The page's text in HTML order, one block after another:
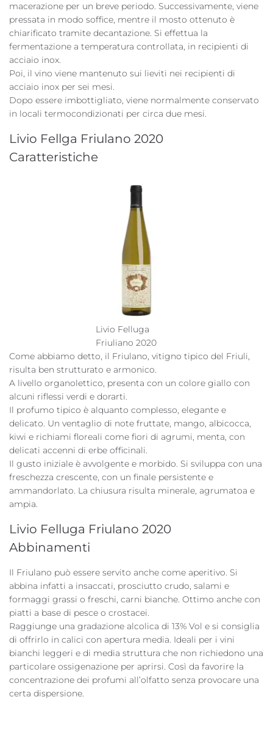
macerazione per un breve periodo. Successivamente, viene
pressata in modo soffice, mentre il mosto ottenuto è
chiarificato tramite decantazione. Si effettua la
fermentazione a temperatura controllata, in recipienti di
acciaio inox.
Poi, il vino viene mantenuto sui lieviti nei recipienti di
acciaio inox per sei mesi.
Dopo essere imbottigliato, viene normalmente conservato
in locali termocondizionati per circa due mesi.
Livio Fellga Friulano 2020
Caratteristiche
Livio Felluga
Friuliano 2020
Come abbiamo detto, il Friulano, vitigno tipico del Friuli,
risulta ben strutturato e armonico.
A livello organolettico, presenta con un colore giallo con
alcuni riflessi verdi e dorarti.
Il profumo tipico è alquanto complesso, elegante e
delicato. Un ventaglio di note fruttate, mango, albicocca,
kiwi e richiami floreali come fiori di agrumi, menta, con
delicati accenni di erbe officinali.
Il gusto iniziale è avvolgente e morbido. Si sviluppa con una
freschezza crescente, con un finale persistente e
ammandorlato. La chiusura risulta minerale, agrumatoa e
ampia.
Livio Felluga Friulano 2020
Abbinamenti
Il Friulano può essere servito anche come aperitivo. Si
abbina infatti a insaccati, prosciutto crudo, salami e
formaggi grassi o freschi, carni bianche. Ottimo anche con
piatti a base di pesce o crostacei.
Raggiunge una gradazione alcolica di 13% Vol e si consiglia
di offrirlo in calici con apertura media. Ideali per i vini
bianchi leggeri e di media struttura che non richiedono una
particolare ossigenazione per aprirsi. Così da favorire la
concentrazione dei profumi all’olfatto senza provocare una
certa dispersione.